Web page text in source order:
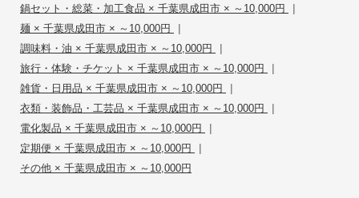
鍋セット・総菜・加工食品 × 千葉県成田市 × ～10,000円 |
麺 × 千葉県成田市 × ～10,000円 |
調味料・油 × 千葉県成田市 × ～10,000円 |
旅行・体験・チケット × 千葉県成田市 × ～10,000円 |
雑貨・日用品 × 千葉県成田市 × ～10,000円 |
衣類・装飾品・工芸品 × 千葉県成田市 × ～10,000円 |
電化製品 × 千葉県成田市 × ～10,000円 |
定期便 × 千葉県成田市 × ～10,000円 |
その他 × 千葉県成田市 × ～10,000円